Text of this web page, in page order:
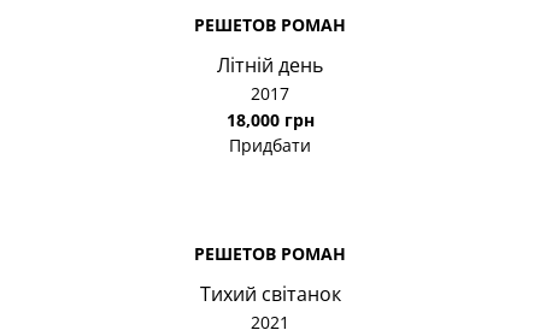
РЕШЕТОВ РОМАН
Літній день
2017
18,000 грн
Придбати
РЕШЕТОВ РОМАН
Тихий світанок
2021